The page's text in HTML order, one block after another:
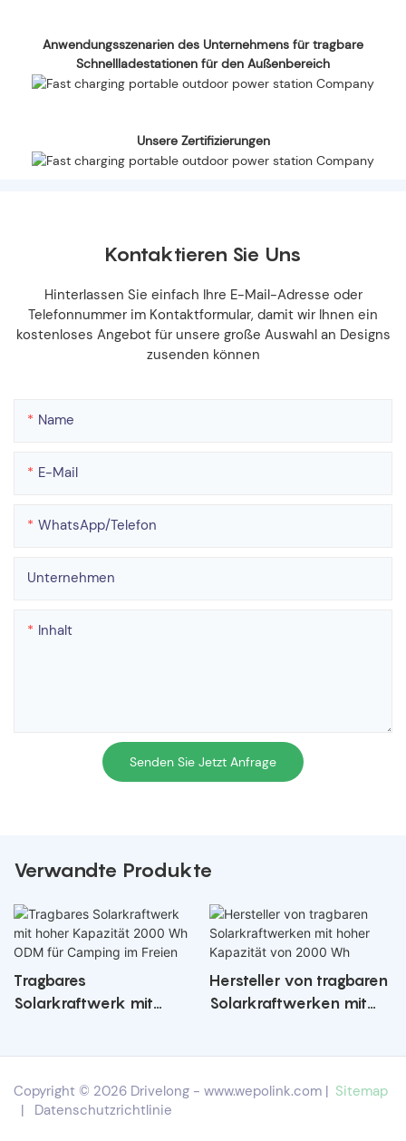
Anwendungsszenarien des Unternehmens für tragbare
Schnellladestationen für den Außenbereich
Unsere Zertifizierungen
Kontaktieren Sie Uns
Hinterlassen Sie einfach Ihre E-Mail-Adresse oder
Telefonnummer im Kontaktformular, damit wir Ihnen ein
kostenloses Angebot für unsere große Auswahl an Designs
zusenden können
Name
E-Mail
WhatsApp/Telefon
Unternehmen
Inhalt
Senden Sie Jetzt Anfrage
Verwandte Produkte
Tragbares
Solarkraftwerk mit
Hersteller von tragbaren
Solarkraftwerken mit
Copyright © 2026 Drivelong - www.wepolink.com | Sitemap
|
Datenschutzrichtlinie